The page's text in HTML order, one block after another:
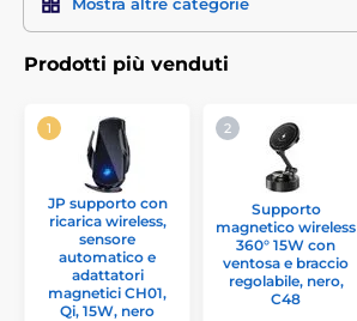
Prodotti più venduti
JP supporto con
ricarica wireless,
sensore
automatico e
adattatori
magnetici CH01,
Qi, 15W, nero
Supporto
magnetico wireless
360° 15W con
ventosa e braccio
regolabile, nero,
C48